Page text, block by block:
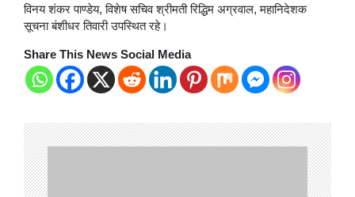
विनय शंकर पाण्डेय, विशेष सचिव श्रीमती रिद्धिम अग्रवाल, महानिदेशक
सूचना बंशीधर तिवारी उपस्थित रहे।
Share This News Social Media